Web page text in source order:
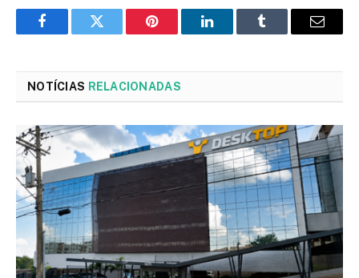
FacebookTwitter Pinterest LinkedInTumblr Email
NOTÍCIAS RELACIONADAS